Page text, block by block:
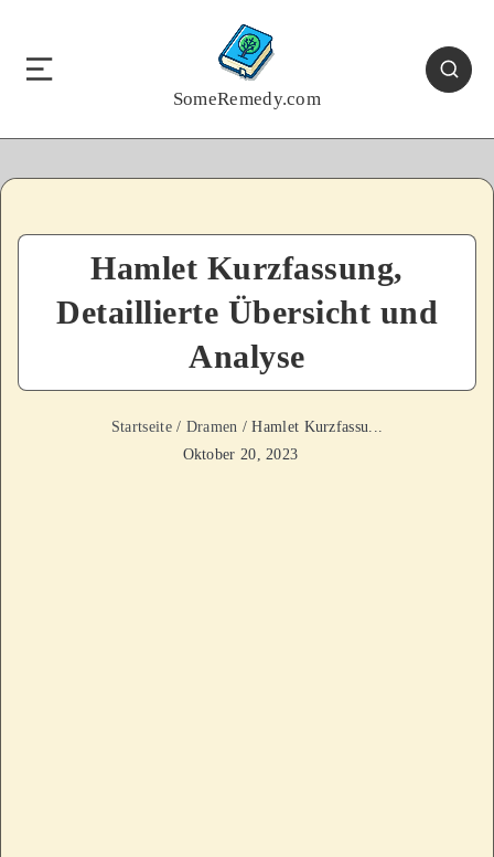
SomeRemedy.com
Hamlet Kurzfassung,
Detaillierte Übersicht und
Analyse
Startseite/ Dramen / Hamlet Kurzfassu...
Oktober 20, 2023